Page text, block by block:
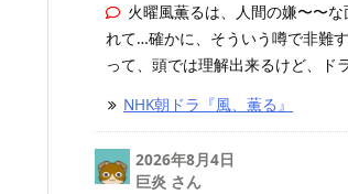
火曜風薫るは、人間の嫌〜〜
れて…確かに、そういう噂で非難
って、頭では理解出来るけど、ド
NHK朝ドラ『風、薫る』
2026年8月4日
巨炎 さん